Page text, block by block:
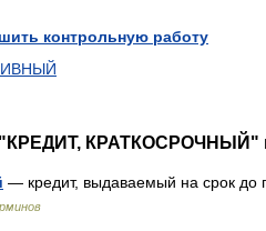
контрольную работу
"КРЕДИТ, КРАТКОСРОЧНЫЙ"
— кредит, выдаваемый на срок до